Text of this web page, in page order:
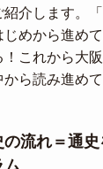
介します。
めから進め
これから大
ら読み進めて
流れ＝通